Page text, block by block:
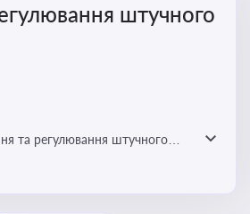
штучного
та регулювання штучного
— від управління бізнесом